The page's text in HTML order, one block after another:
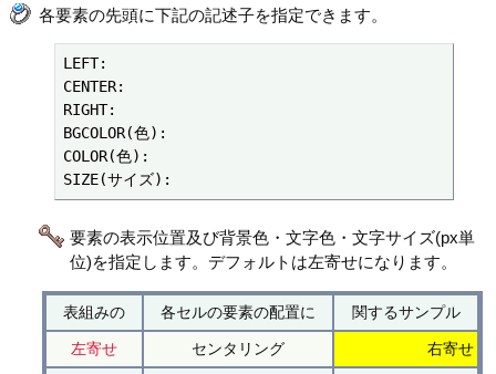
各要素の先頭に下記の記述子を指定できます。
LEFT:
CENTER:
RIGHT:
BGCOLOR(色):
COLOR(色):
SIZE(サイズ):
要素の表示位置及び背景色・文字色・文字サイズ(px単
位)を指定します。デフォルトは左寄せになります。
表組みの 各セルの要素の配置に 関するサンプル
左寄せ センタリング 右寄せ